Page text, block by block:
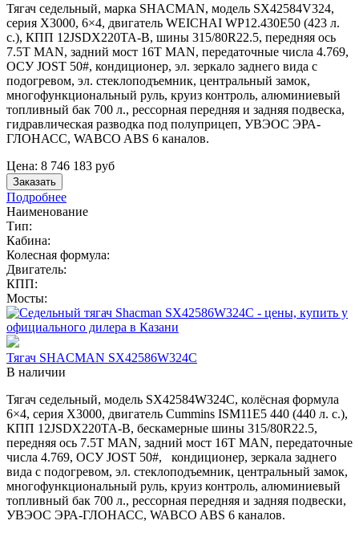
Тягач седельный, марка SHACMAN, модель SX42584V324,
серия Х3000, 6×4, двигатель WEICHAI WP12.430E50 (423 л.
с.), КПП 12JSDX220TA-B, шины 315/80R22.5, передняя ось
7.5T MAN, задний мост 16T MAN, передаточные числа 4.769,
ОСУ JOST 50#, кондиционер, эл. зеркало заднего вида с
подогревом, эл. стеклоподъемник, центральный замок,
многофункциональный руль, круиз контроль, алюминиевый
топливный бак 700 л., рессорная передняя и задняя подвеска,
гидравлическая разводка под полуприцеп, УВЭОС ЭРА-
ГЛОНАСС, WABCO ABS 6 каналов.
Цена: 8 746 183 руб
Заказать
Подробнее
Наименование
Тип:
Кабина:
Колесная формула:
Двигатель:
КПП:
Мосты:
Тягач SHACMAN SX42586W324C
В наличии
Тягач седельный, модель SX42584W324C, колёсная формула
6×4, серия X3000, двигатель Cummins ISM11E5 440 (440 л. с.),
КПП 12JSDX220TA-B, бескамерные шины 315/80R22.5,
передняя ось 7.5T MAN, задний мост 16T MAN, передаточные
числа 4.769, ОСУ JOST 50#, кондиционер, зеркала заднего
вида с подогревом, эл. стеклоподъемник, центральный замок,
многофункциональный руль, круиз контроль, алюминиевый
топливный бак 700 л., рессорная передняя и задняя подвески,
УВЭОС ЭРА-ГЛОНАСС, WABCO ABS 6 каналов.